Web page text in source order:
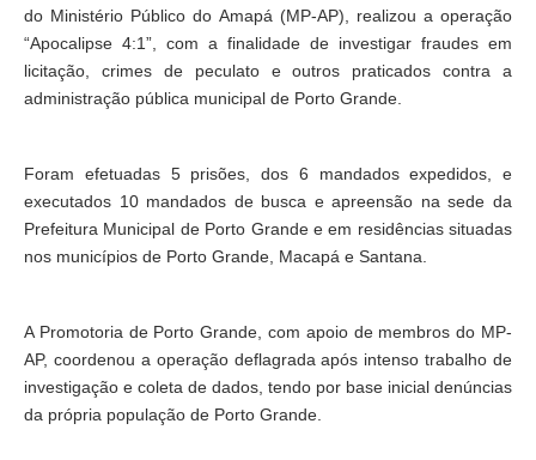
do Ministério Público do Amapá (MP-AP), realizou a operação
“Apocalipse 4:1”, com a finalidade de investigar fraudes em
licitação, crimes de peculato e outros praticados contra a
administração pública municipal de Porto Grande.
Foram efetuadas 5 prisões, dos 6 mandados expedidos, e
executados 10 mandados de busca e apreensão na sede da
Prefeitura Municipal de Porto Grande e em residências situadas
nos municípios de Porto Grande, Macapá e Santana.
A Promotoria de Porto Grande, com apoio de membros do MP-
AP, coordenou a operação deflagrada após intenso trabalho de
investigação e coleta de dados, tendo por base inicial denúncias
da própria população de Porto Grande.